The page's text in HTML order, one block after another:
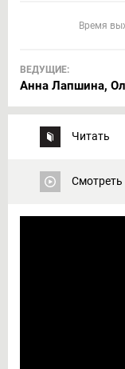
Время
ВЕДУЩИЕ:
Анна Лапшина,
Читать
Смотреть